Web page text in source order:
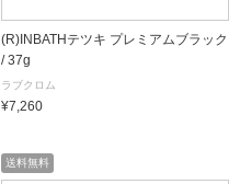
(R)INBATHテツキ プレミアムブラック
/ 37g
ラブクロム
¥7,260
送料無料